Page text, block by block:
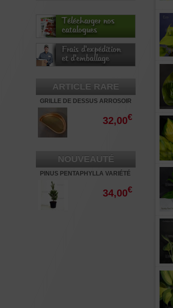
Télécharger nos
catalogues
Frais d'expédition
et d'emballage
ARTICLE RARE
GRILLE DE DESSUS ARROSOIR
4 LITRES 136*72 MM
32,00€
NOUVEAUTÉ
PINUS PENTAPHYLLA VARIÉTÉ
"RYU JU" POT 3 LITRES
34,00€